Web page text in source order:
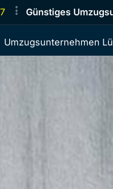
Günstiges
Umzugsunternehmen